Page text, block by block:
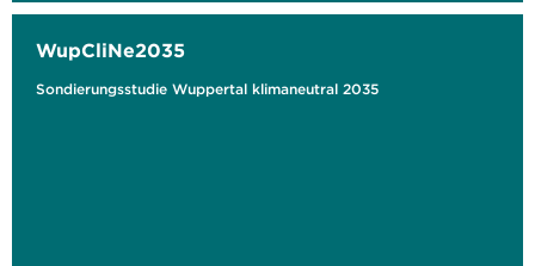
WupCliNe2035
Sondierungsstudie Wuppertal klimaneutral 2035